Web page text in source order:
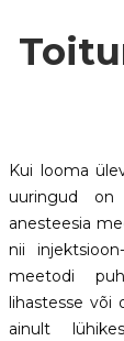
Kui looma
uuringud on
anesteesia
nii
meetodi
lihastesse või
ainult